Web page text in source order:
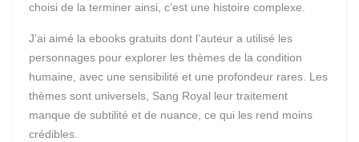
choisi de la terminer ainsi, c’est une histoire complexe.
J’ai aimé la ebooks gratuits dont l’auteur a utilisé les
personnages pour explorer les thèmes de la condition
humaine, avec une sensibilité et une profondeur rares. Les
thèmes sont universels, Sang Royal leur traitement
manque de subtilité et de nuance, ce qui les rend moins
crédibles.